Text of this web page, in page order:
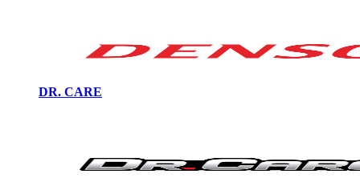
DR. CARE